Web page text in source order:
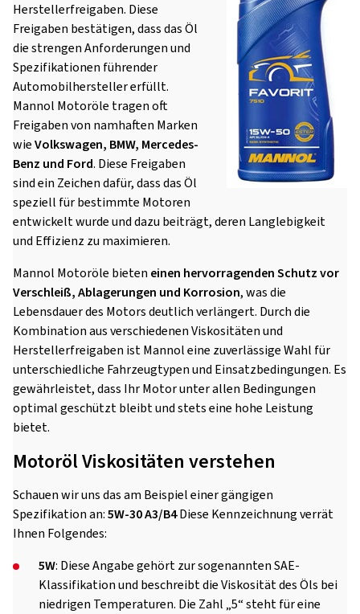
Herstellerfreigaben. Diese
Freigaben bestätigen, dass das Öl
die strengen Anforderungen und
Spezifikationen führender
Automobilhersteller erfüllt.
Mannol Motoröle tragen oft
Freigaben von namhaften Marken
wieVolkswagen, BMW, Mercedes-
Benz und Ford. Diese Freigaben
sind ein Zeichen dafür, dass das Öl
speziell für bestimmte Motoren
entwickelt wurde und dazu beiträgt, deren Langlebigkeit
und Effizienz zu maximieren.
Mannol Motoröle bieten einen hervorragenden Schutz vor
Verschleiß, Ablagerungen und Korrosion, was die
Lebensdauer des Motors deutlich verlängert. Durch die
Kombination aus verschiedenen Viskositäten und
Herstellerfreigaben ist Mannol eine zuverlässige Wahl für
unterschiedliche Fahrzeugtypen und Einsatzbedingungen. Es
gewährleistet, dass Ihr Motor unter allen Bedingungen
optimal geschützt bleibt und stets eine hohe Leistung
bietet.
Motoröl Viskositäten verstehen
Schauen wir uns das am Beispiel einer gängigen
Spezifikation an:5W-30 A3/B4Diese Kennzeichnung verrät
Ihnen Folgendes:
5W: Diese Angabe gehört zur sogenannten SAE-
Klassifikation und beschreibt die Viskosität des Öls bei
niedrigen Temperaturen. Die Zahl „5“ steht für eine